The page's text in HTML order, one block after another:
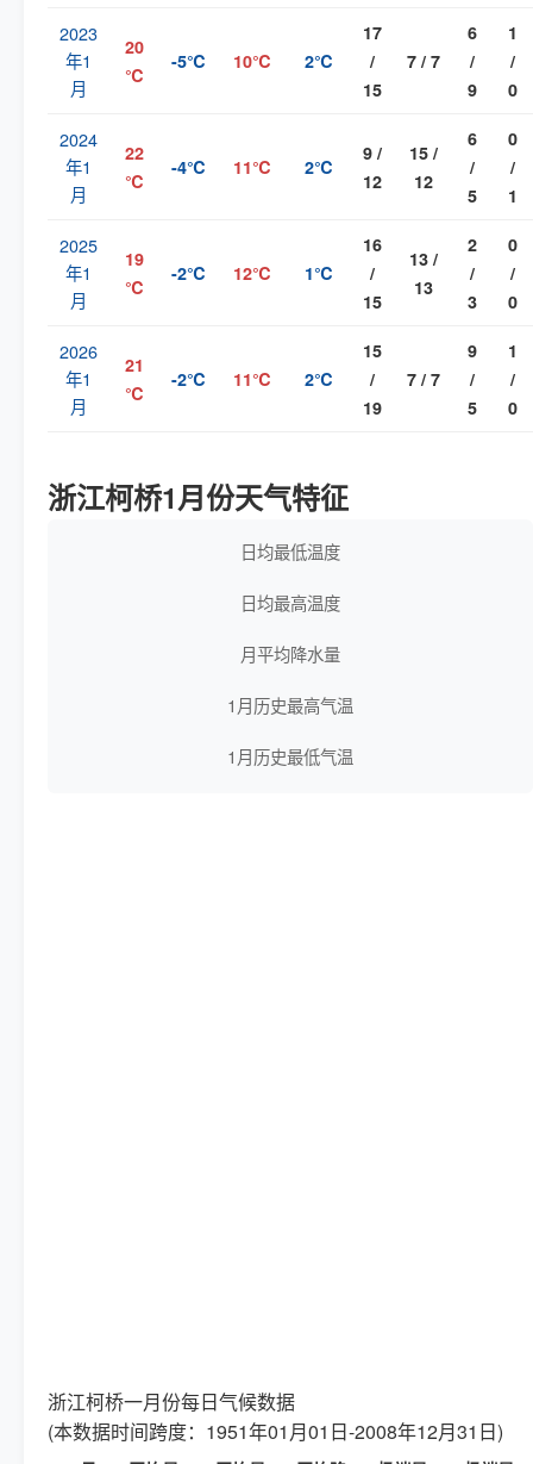
2023
年1
月
20
℃
-5℃ 10℃ 2℃
17
/
15
7 / 7
6
/
9
1
/
0
2024
年1
月
22
℃
-4℃ 11℃ 2℃
9 /
12
15 /
12
6
/
5
0
/
1
2025
年1
月
19
℃
-2℃ 12℃ 1℃
16
/
15
13 /
13
2
/
3
0
/
0
2026
年1
月
21
℃
-2℃ 11℃ 2℃
15
/
19
7 / 7
9
/
5
1
/
0
浙江柯桥1月份天气特征
日均最低温度
日均最高温度
月平均降水量
1月历史最高气温
1月历史最低气温
浙江柯桥一月份每日气候数据
(本数据时间跨度：1951年01月01日-2008年12月31日)